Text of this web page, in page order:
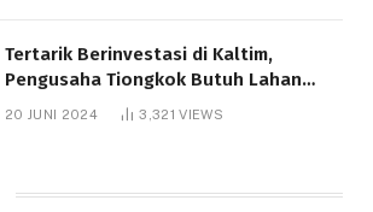
Tertarik Berinvestasi di Kaltim,
Pengusaha Tiongkok Butuh Lahan
1.000 Hektare
20 JUNI 2024 3,321VIEWS